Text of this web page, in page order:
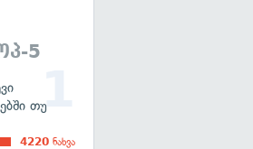
5
თუ
4220 ნახვა